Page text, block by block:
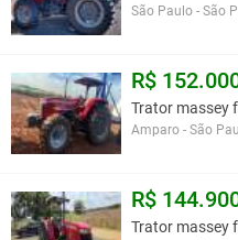
São Paulo - São
R$
Trator massey
Amparo - São
R$
Trator massey